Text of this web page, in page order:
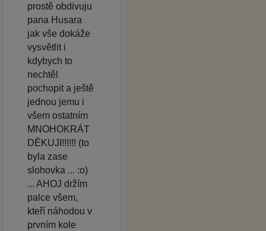
prostě obdivuju
pana Husara
jak vše dokáže
vysvětlit i
kdybych to
nechtěl
pochopit a ještě
jednou jemu i
všem ostatním
MNOHOKRÁT
DĚKUJI!!!!!! (to
byla zase
slohovka ... :o)
... AHOJ držím
palce všem,
kteří náhodou v
prvním kole